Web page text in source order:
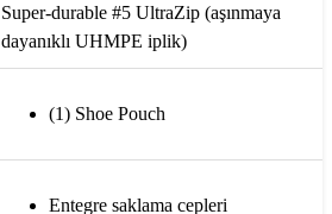
Super-durable #5 UltraZip (aşınmaya
dayanıklı UHMPE iplik)
(1) Shoe Pouch
Entegre saklama cepleri